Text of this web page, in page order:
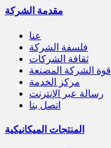
مقدمة الشركة
عنا
فلسفة الشركة
ثقافة الشركات
قوة الشركة المصنعة
مركز الخدمة
رسالة عبر الإنترنت
اتصل بنا
المنتجات الميكانيكية